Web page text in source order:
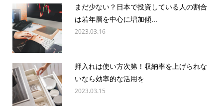
まだ少ない？日本で投資している人の割合
は若年層を中心に増加傾...
2023.03.16
押入れは使い方次第！収納率を上げられな
いなら効率的な活用を
2023.03.15